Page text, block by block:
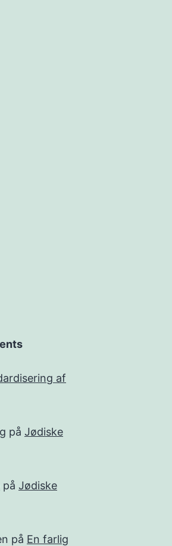
af
på Jødiske
på Jødiske
på En farlig